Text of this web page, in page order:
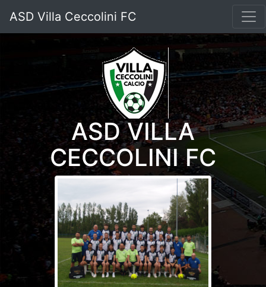
ASD Villa Ceccolini FC
ASD VILLA
CECCOLINI FC